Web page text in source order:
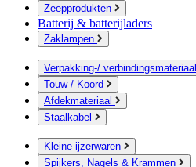
Zeepprodukten
Batterij & batterijladers
Zaklampen
Verpakking-/ verbindingsmateriaal
Touw / Koord
Afdekmateriaal
Staalkabel
Kleine ijzerwaren
Spijkers, Nagels & Krammen